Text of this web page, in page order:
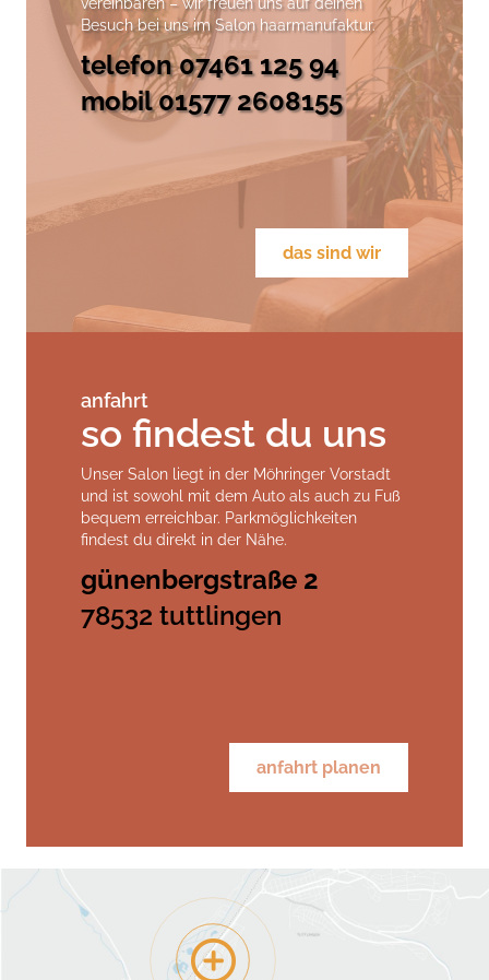
Besuch bei uns im Salon haarmanufaktur.
telefon 07461 125 94
mobil01577 2608155
das sind wir
anfahrt
so findest du uns
Unser Salon liegt in der Möhringer Vorstadt
und ist sowohl mit dem Auto als auch zu Fuß
bequem erreichbar. Parkmöglichkeiten
findest du direkt in der Nähe.
günenbergstraße 2
78532 tuttlingen
anfahrt planen
Tuttlingen